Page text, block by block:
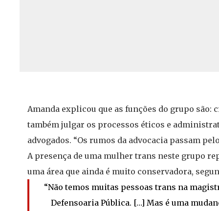
Amanda explicou que as funções do grupo são:
também julgar os processos éticos e
advogados. “Os rumos da advocacia passam
A presença de uma mulher trans neste grupo
uma área que ainda é muito conservadora,
“Não temos muitas pessoas trans na
Defensoaria Pública. […] Mas é uma